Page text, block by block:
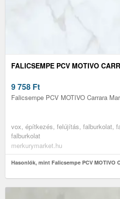
FALICSEMPE PCV MOTIVO
9 758 Ft
Falicsempe PCV MOTIVO Carrara
vox, építkezés, felújítás, falburkolat,
falburkolat
merkurymarket.hu
Hasonlók, mint Falicsempe PCV MOTIVO